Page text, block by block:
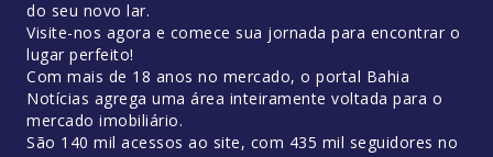
do seu novo lar.
Visite-nos agora e comece sua jornada para encontrar o
lugar perfeito!
Com mais de 18 anos no mercado, o portal Bahia
Notícias agrega uma área inteiramente voltada para o
mercado imobiliário.
São 140 mil acessos ao site, com 435 mil seguidores no